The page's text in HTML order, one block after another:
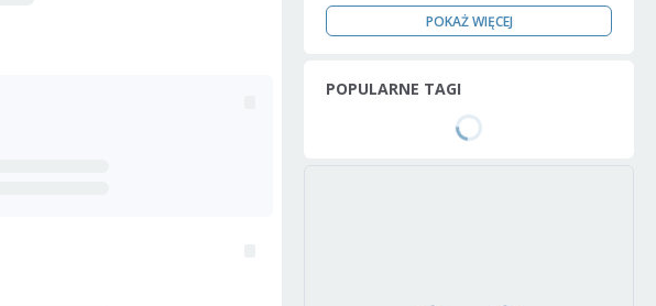
POKAŻ WIĘCEJ
POPULARNE TAGI